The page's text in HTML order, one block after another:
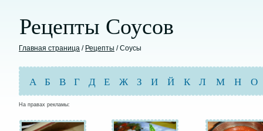
Рецепты Соусов
Главная страница / Рецепты / Соусы
А Б В Г Д Е Ж З И Й К Л М Н О
На правах рекламы: